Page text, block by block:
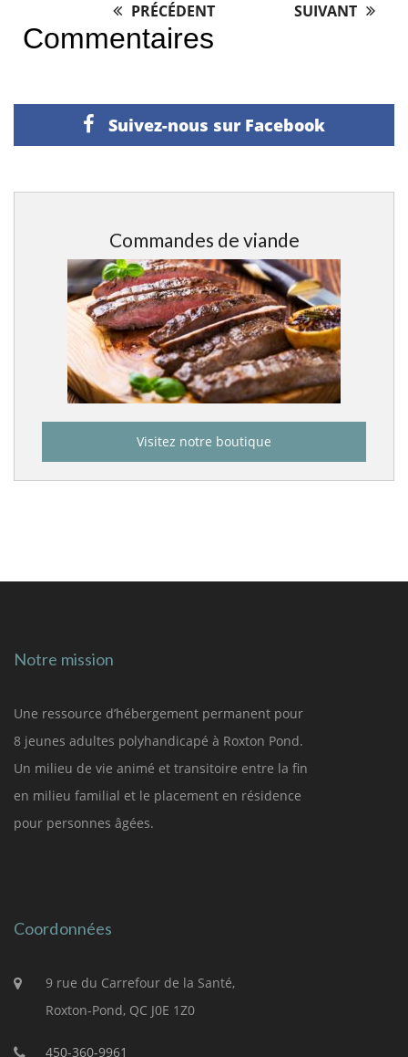
Post
navigation
PRÉCÉDENT SUIVANT
Commentaires
Suivez-nous sur Facebook
Commandes de viande
Visitez notre boutique
Notre mission
Une ressource d’hébergement permanent pour
8 jeunes adultes polyhandicapé à Roxton Pond.
Un milieu de vie animé et transitoire entre la fin
en milieu familial et le placement en résidence
pour personnes âgées.
Coordonnées
9 rue du Carrefour de la Santé,
Roxton-Pond, QC J0E 1Z0
450-360-9961